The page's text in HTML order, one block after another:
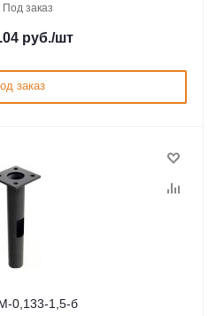
Под заказ
руб./шт
заказ
0,133-1,5-б